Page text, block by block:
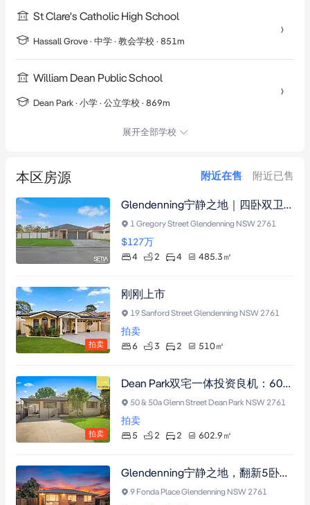
St Clare's Catholic High School
Hassall Grove · 中学 · 教会学校 · 851m
William Dean Public School
Dean Park · 小学 · 公立学校 · 869m
展开全部学校
本区房源 附近在售 附近已售
Glendenning宁静之地｜四卧双卫奢宅，近名校商圈，带恒温泳池与双车位车库
1 Gregory Street Glendenning NSW 2761
$127万
4 2 4 485.3 ㎡
拍卖
刚刚上市
19 Sanford Street Glendenning NSW 2761
拍卖
6 3 2 510㎡
拍卖
Dean Park双宅一体投资良机：602㎡地块含两栋独立住宅及入地泳池
50 & 50a Glenn Street Dean Park NSW 2761
拍卖
5 2 2 602.9 ㎡
Glendenning宁静之地，翻新5卧府邸，已获DA许可扩建，双居或投资潜力。
9 Fonda Place Glendenning NSW 2761